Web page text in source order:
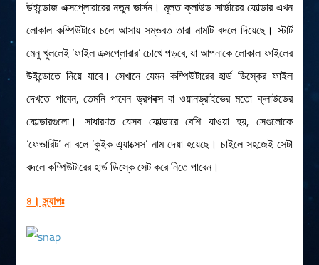
উইন্ডোজ এক্সপ্লোরারের নতুন ভার্সন। মূলত ক্লাউড সার্ভারের ফোল্ডার এখন
লোকাল কম্পিউটারে চলে আসায় সম্ভবত তারা নামটি বদলে দিয়েছে। স্টার্ট
মেনু খুললেই ‘ফাইল এক্সপ্লোরার’ চোখে পড়বে, যা আপনাকে লোকাল ফাইলের
উইন্ডোতে নিয়ে যাবে। সেখানে যেমন কম্পিউটারের হার্ড ডিস্কের ফাইল
দেখতে পাবেন, তেমনি পাবেন ড্রপবক্স বা ওয়ানড্রাইভের মতো ক্লাউডের
ফোল্ডারগুলো। সাধারণত যেসব ফোল্ডারে বেশি যাওয়া হয়, সেগুলোকে
‘ফেভারিট’ না বলে ‘কুইক এ্যাক্সেস’ নাম দেয়া হয়েছে। চাইলে সহজেই সেটা
বদলে কম্পিউটারের হার্ড ডিস্কে সেট করে নিতে পারেন।
৪। স্ন্যাপঃ